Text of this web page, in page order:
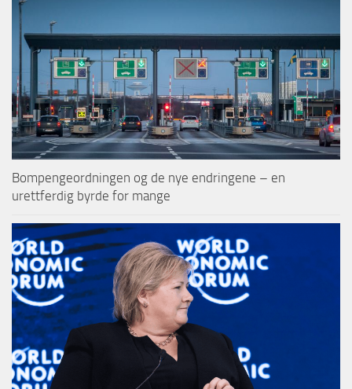
Bompengeordningen og de nye endringene – en
urettferdig byrde for mange